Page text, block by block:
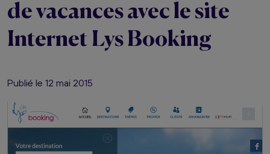
de vacances avec le site
Internet Lys Booking
Publié le 12 mai 2015